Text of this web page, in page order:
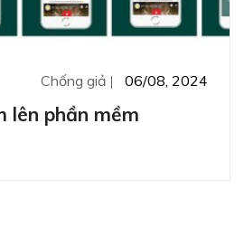
Chống giả 06/08, 2024
lên phần mềm